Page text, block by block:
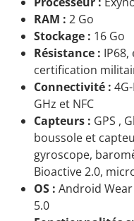
RAM : 2 Go
Stockage : 16 Go
Résistance : IP68,
certification
Connectivité :
GHz et NFC
Capteurs : GPS ,
boussole et
gyroscope,
Bioactive 2.0,
OS : Android
5.0